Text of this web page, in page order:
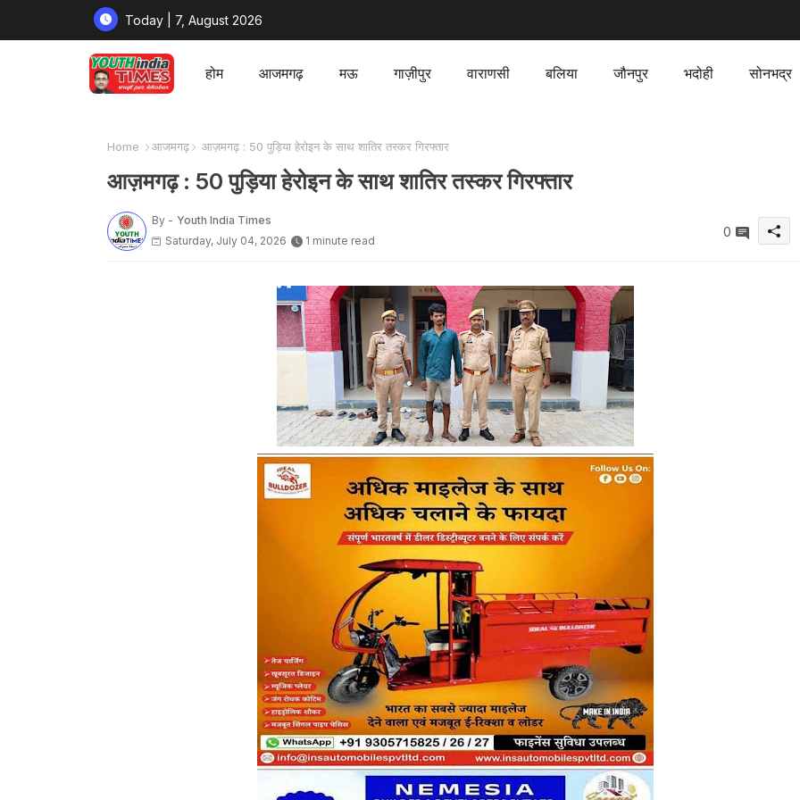
Today | 7, August 2026
होम आजमगढ़ मऊ गाज़ीपुर वाराणसी बलिया जौनपुर भदोही सोनभद्र
Home आजमगढ़ आज़मगढ़ : 50 पुड़िया हेरोइन के साथ शातिर तस्कर गिरफ्तार
आज़मगढ़ : 50 पुड़िया हेरोइन के साथ शातिर तस्कर गिरफ्तार
By - Youth India Times
Saturday, July 04, 2026
1 minute read
0